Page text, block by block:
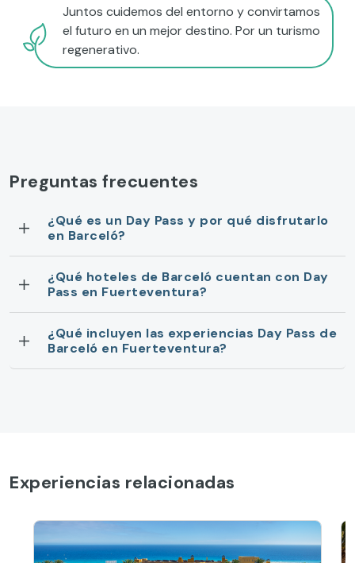
Juntos cuidemos del entorno y convirtamos
el futuro en un mejor destino. Por un turismo
regenerativo.
Preguntas frecuentes
¿Qué es un Day Pass y por qué disfrutarlo
en Barceló?
¿Qué hoteles de Barceló cuentan con Day
Pass en Fuerteventura?
¿Qué incluyen las experiencias Day Pass de
Barceló en Fuerteventura?
Experiencias relacionadas